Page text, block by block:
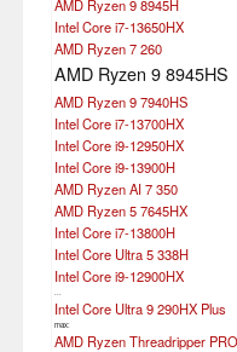
AMD Ryzen 9 8945H
Intel Core i7-13650HX
AMD Ryzen 7 260
AMD Ryzen 9 8945HS
AMD Ryzen 9 7940HS
Intel Core i7-13700HX
Intel Core i9-12950HX
Intel Core i9-13900H
AMD Ryzen AI 7 350
AMD Ryzen 5 7645HX
Intel Core i7-13800H
Intel Core Ultra 5 338H
Intel Core i9-12900HX
Intel Core Ultra 9 290HX Plus
max:
AMD Ryzen Threadripper